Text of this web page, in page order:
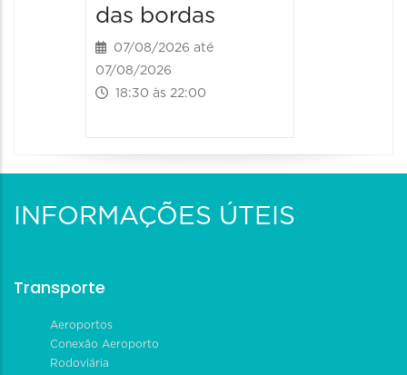
das bordas
07/08/2026 até
07/08/2026
18:30 às 22:00
INFORMAÇÕES ÚTEIS
Transporte
Aeroportos
Conexão Aeroporto
Rodoviária